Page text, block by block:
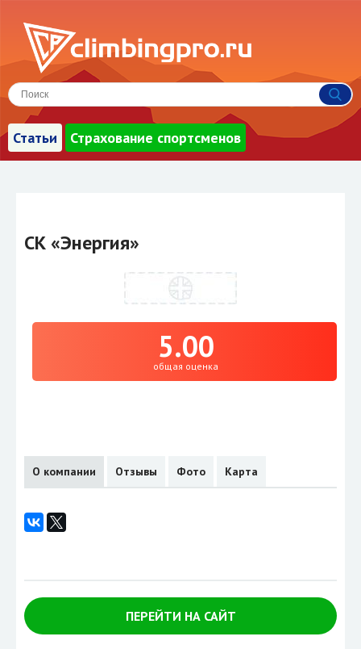
Статьи Страхование спортсменов
СК «Энергия»
5.00
общая оценка
О компании Отзывы Фото Карта
ПЕРЕЙТИ НА САЙТ